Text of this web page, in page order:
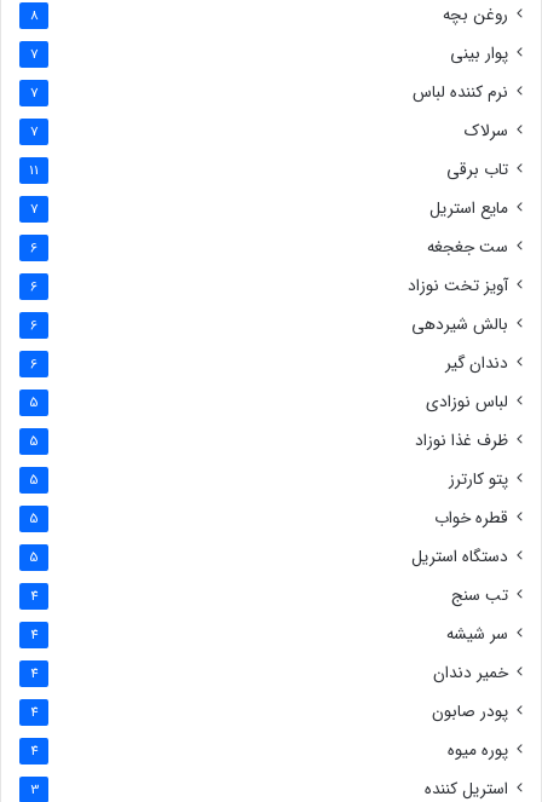
روغن بچه 8
پوار بینی 7
نرم کننده لباس 7
سرلاک 7
تاب برقی 11
مایع استریل 7
ست جغجغه 6
آویز تخت نوزاد 6
بالش شیردهی 6
دندان گیر 6
لباس نوزادی 5
ظرف غذا نوزاد 5
پتو کارترز 5
قطره خواب 5
دستگاه استریل 5
تب سنج 4
سر شیشه 4
خمیر دندان 4
پودر صابون 4
پوره میوه 4
استریل کننده 3